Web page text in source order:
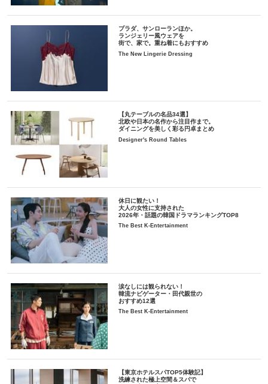
プラダ、サンローランほか。
ランジェリー風ウェアを
街で、家で。重ね着にもおすすめ
The New Lingerie Dressing
【丸テーブルの名品34選】
北欧や日本の名作から注目作まで。
ダイニングを美しく彩る円卓まとめ
Designer's Round Tables
休日に観たい！
大人の女性に支持された
2026年・話題の韓国ドラマランキングTOP8
The Best K-Entertainment
涙なしには観られない！
韓流ナビゲーター・田代親世の
おすすめ12選
The Best K-Entertainment
【東京ホテルスパTOP5体験記】
洗練された極上空間＆スパで